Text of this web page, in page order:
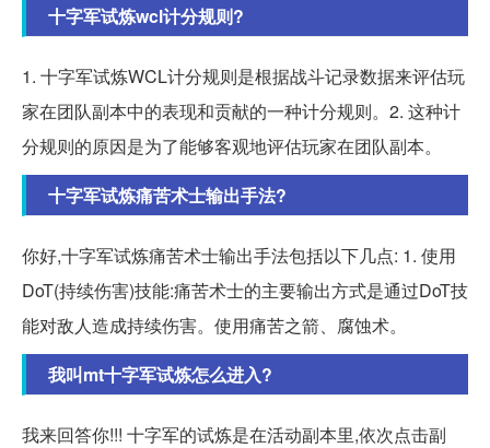
十字军试炼wcl计分规则?
1. 十字军试炼WCL计分规则是根据战斗记录数据来评估玩
家在团队副本中的表现和贡献的一种计分规则。2. 这种计
分规则的原因是为了能够客观地评估玩家在团队副本。
十字军试炼痛苦术士输出手法?
你好,十字军试炼痛苦术士输出手法包括以下几点: 1. 使用
DoT(持续伤害)技能:痛苦术士的主要输出方式是通过DoT技
能对敌人造成持续伤害。使用痛苦之箭、腐蚀术。
我叫mt十字军试炼怎么进入?
我来回答你!!! 十字军的试炼是在活动副本里,依次点击副